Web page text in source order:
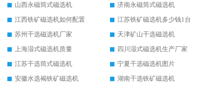
山西永磁筒式磁选机
济南永磁筒式磁选机
江西铁矿磁选机如何配置
江苏铁矿磁选机多少钱1台
苏州干选磁选机厂家
天津矿山干选磁选机
上海湿式磁选机质量
四川湿式磁选机生产厂家
江苏干选筒式磁选机
宁夏干选磁选机图片
安徽水选褐铁矿磁选机
湖南干选铁矿磁选机